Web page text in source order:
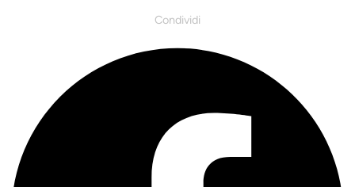
Condividi